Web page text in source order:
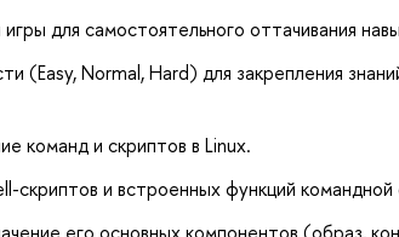
для самостоятельного оттачивания
(Easy, Normal, Hard) для закрепления
команд и скриптов в Linux.
скриптов и встроенных функций командной